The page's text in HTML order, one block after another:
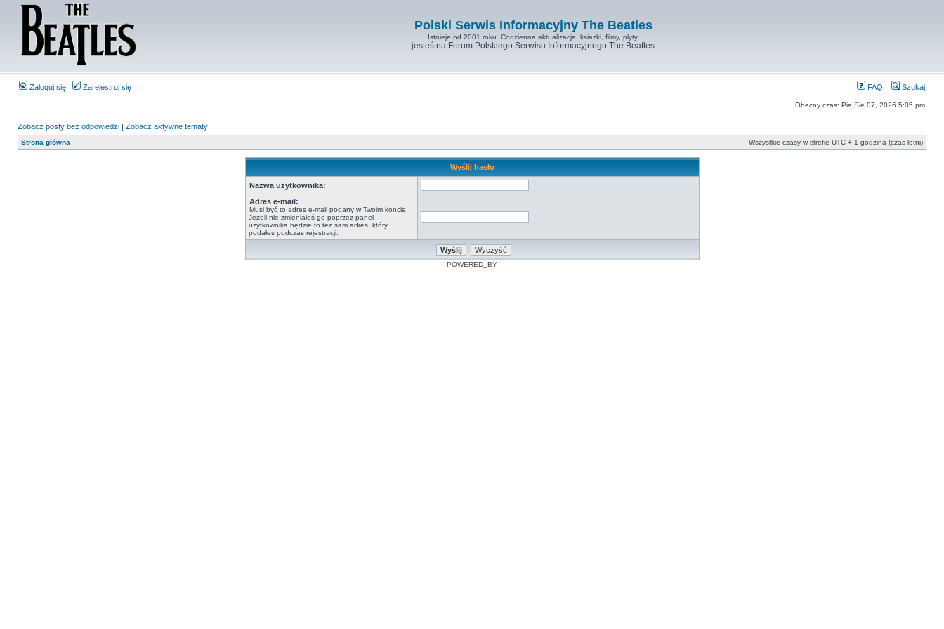
Polski Serwis Informacyjny The Beatles
Istnieje od 2001 roku. Codzienna aktualizacja, ksiazki, filmy, plyty.
jesteś na Forum Polskiego Serwisu Informacyjnego The Beatles
Zaloguj się Zarejestruj się FAQ Szukaj
Obecny czas: Pią Sie 07, 2026 5:05 pm
Zobacz posty bez odpowiedzi | Zobacz aktywne tematy
Strona główna Wszystkie czasy w strefie UTC + 1 godzina (czas letni)
Wyślij hasło
Nazwa użytkownika:
Adres e-mail:
Musi być to adres e-mail podany w Twoim koncie.
Jeżeli nie zmieniałeś go poprzez panel
użytkownika będzie to tez sam adres, który
podałeś podczas rejestracji.
POWERED_BY